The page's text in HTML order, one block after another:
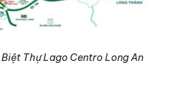
Thự Lago Centro Long An